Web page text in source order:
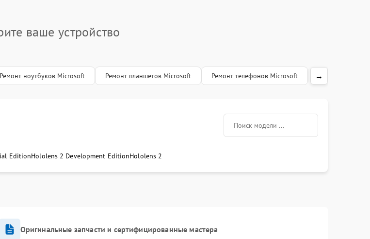
ваше устройство
Ремонт ноутбуков Microsoft Ремонт планшетов Microsoft Ремонт телефонов Microsoft Ремонт
→
EditionHololens 2 Development EditionHololens 2
Оригинальные запчасти и сертифицированные мастера